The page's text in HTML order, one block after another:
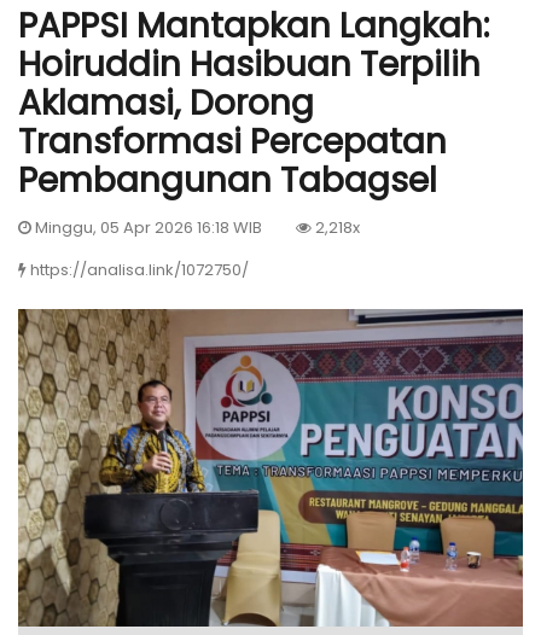
PAPPSI Mantapkan Langkah:
Hoiruddin Hasibuan Terpilih
Aklamasi, Dorong
Transformasi Percepatan
Pembangunan Tabagsel
Minggu, 05 Apr 2026 16:18 WIB
2,218x
https://analisa.link/1072750/